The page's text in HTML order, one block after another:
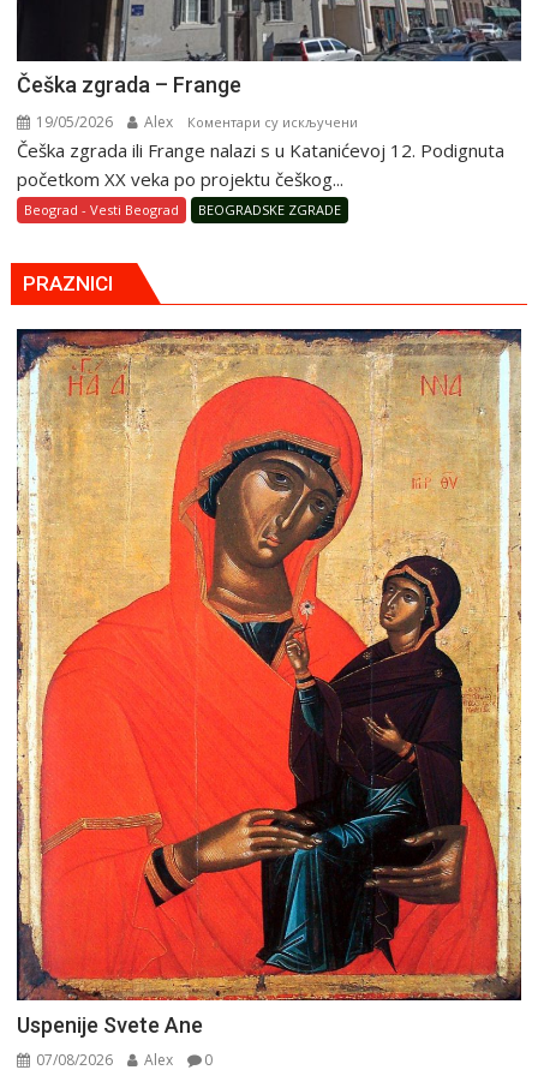
Češka zgrada – Frange
19/05/2026 Alex Коментари су искључени
Češka
Češka zgrada ili Frange nalazi s u Katanićevoj 12. Podignuta
početkom XX veka po projektu češkog...
Beograd - Vesti Beograd BEOGRADSKE ZGRADE
PRAZNICI
Uspenije Svete Ane
07/08/2026 Alex 0